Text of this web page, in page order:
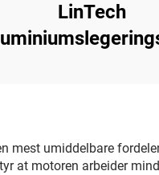
LinTech
mest umiddelbare
at motoren arbeider